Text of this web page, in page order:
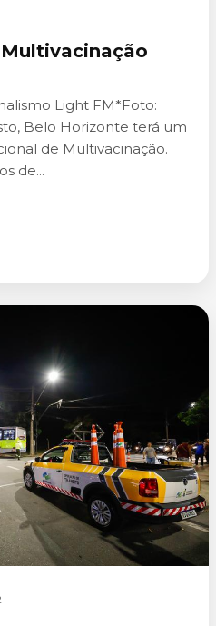
Light FM*Foto:
Belo Horizonte terá um
de Multivacinação.
de...